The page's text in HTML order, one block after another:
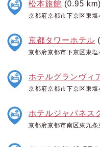
松本旅館 (0.95 km)
京都府京都市下京区東
京都タワーホテル
京都府京都市下京区東
ホテルグランヴィ
京都府京都市下京区東
ホテルジャパネス
京都府京都市南区東九